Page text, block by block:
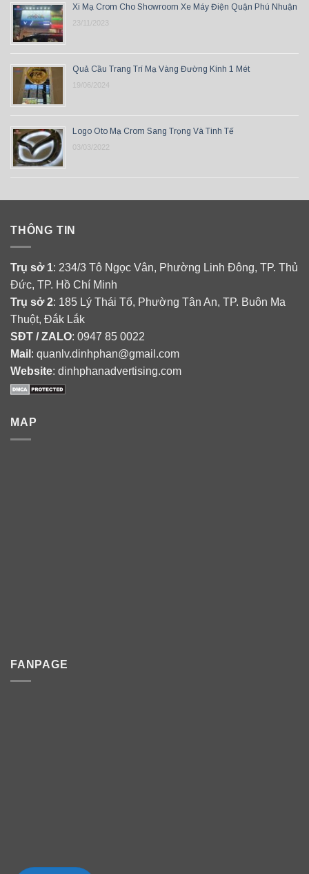
Xi Mạ Crom Cho Showroom Xe Máy Điện Quận Phú Nhuận
23/11/2023
Quả Cầu Trang Trí Mạ Vàng Đường Kính 1 Mét
19/06/2024
Logo Oto Mạ Crom Sang Trọng Và Tinh Tế
03/03/2022
THÔNG TIN
Trụ sở 1: 234/3 Tô Ngọc Vân, Phường Linh Đông, TP. Thủ
Đức, TP. Hồ Chí Minh
Trụ sở 2: 185 Lý Thái Tổ, Phường Tân An, TP. Buôn Ma
Thuột, Đắk Lắk
SĐT / ZALO: 0947 85 0022
Mail : quanlv.dinhphan@gmail.com
Website: dinhphanadvertising.com
MAP
FANPAGE